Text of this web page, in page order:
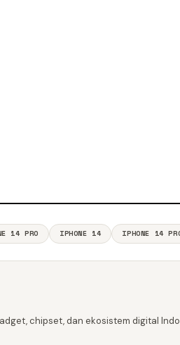
14 PRO IPHONE 14 IPHONE 14
chipset, dan ekosistem digital